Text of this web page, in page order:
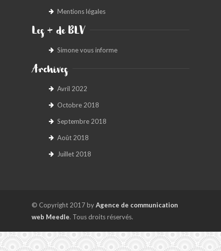
Mentions légales
Les + de BLV
Simone vous informe
Archives
Avril 2022
Octobre 2018
Septembre 2018
Août 2018
Juillet 2018
© Copyright 2017 byAgence de communication
web Meedle. Tous droits réservés.